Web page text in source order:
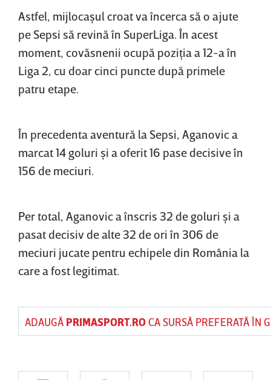
Astfel, mijlocaşul croat va încerca să o ajute
pe Sepsi să revină în SuperLiga. În acest
moment, covăsnenii ocupă poziţia a 12-a în
Liga 2, cu doar cinci puncte după primele
patru etape.
În precedenta aventură la Sepsi, Aganovic a
marcat 14 goluri şi a oferit 16 pase decisive în
156 de meciuri.
Per total, Aganovic a înscris 32 de goluri şi a
pasat decisiv de alte 32 de ori în 306 de
meciuri jucate pentru echipele din România la
care a fost legitimat.
ADAUGĂ PRIMASPORT.ROCA SURSĂ PREFERATĂ ÎN